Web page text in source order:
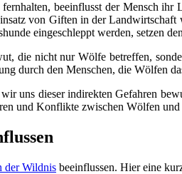
beeinflusst der Mensch
von Giften in der
eingeschleppt werden, setzen
die nicht nur Wölfe betreffen,
durch den Menschen, die Wölfen
uns dieser indirekten Gefahren
und Konflikte zwischen Wölfen und
der Wildnis beeinflussen. Hier eine